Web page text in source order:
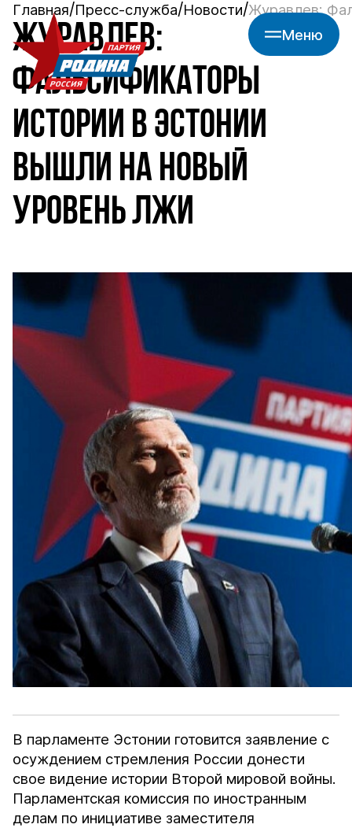
Меню
Главная Пресс-служба Новости Журавлев:
ЖУРАВЛЕВ:
ФАЛЬСИФИКАТОРЫ
ИСТОРИИ В ЭСТОНИИ
ВЫШЛИ НА НОВЫЙ
УРОВЕНЬ ЛЖИ
В парламенте Эстонии готовится заявление с
осуждением стремления России донести
свое видение истории Второй мировой войны.
Парламентская комиссия по иностранным
делам по инициативе заместителя